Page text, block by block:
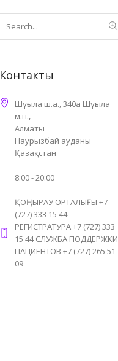
Контакты
Шұғыла ш.а., 340а Шұғыла
м.н.,
Алматы
Наурызбай ауданы
Қазақстан
8:00 - 20:00
ҚОҢЫРАУ ОРТАЛЫҒЫ +7
(727) 333 15 44
РЕГИСТРАТУРА +7 (727) 333
15 44 СЛУЖБА ПОДДЕРЖКИ
ПАЦИЕНТОВ +7 (727) 265 51
09